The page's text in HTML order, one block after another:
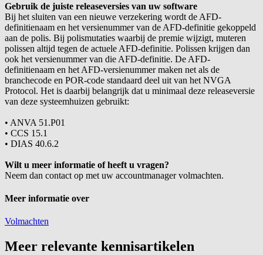
Gebruik de juiste releaseversies van uw software
Bij het sluiten van een nieuwe verzekering wordt de AFD-
definitienaam en het versienummer van de AFD-definitie gekoppeld
aan de polis. Bij polismutaties waarbij de premie wijzigt, muteren
polissen altijd tegen de actuele AFD-definitie. Polissen krijgen dan
ook het versienummer van die AFD-definitie. De AFD-
definitienaam en het AFD-versienummer maken net als de
branchecode en POR-code standaard deel uit van het NVGA
Protocol. Het is daarbij belangrijk dat u minimaal deze releaseversie
van deze systeemhuizen gebruikt:
• ANVA 51.P01
• CCS 15.1
• DIAS 40.6.2
Wilt u meer informatie of heeft u vragen?
Neem dan contact op met uw accountmanager volmachten.
Meer informatie over
Volmachten
Meer relevante kennisartikelen